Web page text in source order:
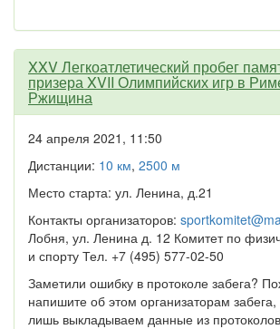
XXV Легкоатлетический пробег
призера XVII Олимпийских игр в
Ржищина
24 апреля 2021, 11:50
Дистанции: 10 км, 2500 м
Место старта: ул. Ленина, д.21
Контакты организаторов:
Лобня, ул. Ленина д. 12 Комитет по
и спорту Тел. +7 (495) 577-02-50
Заметили ошибку в протоколе забега?
напишите об этом организаторам
лишь выкладываем данные из